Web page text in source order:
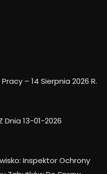
– 14 Sierpnia 2026 R.
13-01-2026
Inspektor Ochrony